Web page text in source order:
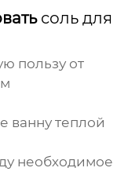
соль для
пользу от
ванну теплой
необходимое